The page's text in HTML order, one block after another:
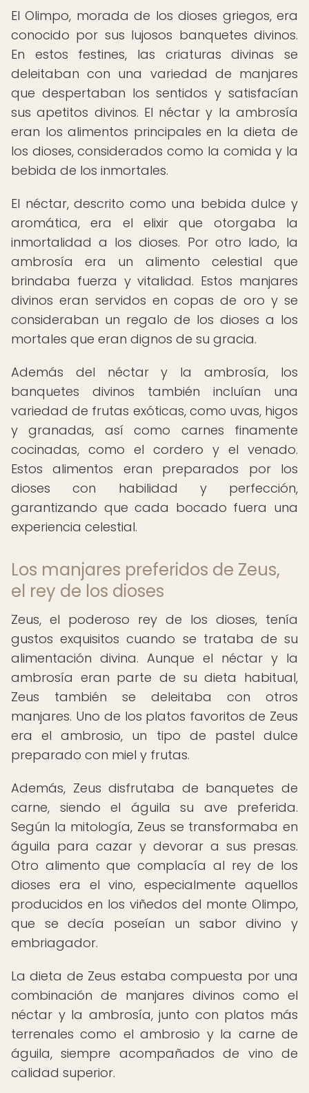
El Olimpo, morada de los dioses griegos, era
conocido por sus lujosos banquetes divinos.
En estos festines, las criaturas divinas se
deleitaban con una variedad de manjares
que despertaban los sentidos y satisfacían
sus apetitos divinos. El néctar y la ambrosía
eran los alimentos principales en la dieta de
los dioses, considerados como la comida y la
bebida de los inmortales.
El néctar, descrito como una bebida dulce y
aromática, era el elixir que otorgaba la
inmortalidad a los dioses. Por otro lado, la
ambrosía era un alimento celestial que
brindaba fuerza y vitalidad. Estos manjares
divinos eran servidos en copas de oro y se
consideraban un regalo de los dioses a los
mortales que eran dignos de su gracia.
Además del néctar y la ambrosía, los
banquetes divinos también incluían una
variedad de frutas exóticas, como uvas, higos
y granadas, así como carnes finamente
cocinadas, como el cordero y el venado.
Estos alimentos eran preparados por los
dioses con habilidad y perfección,
garantizando que cada bocado fuera una
experiencia celestial.
Los manjares preferidos de Zeus,
el rey de los dioses
Zeus, el poderoso rey de los dioses, tenía
gustos exquisitos cuando se trataba de su
alimentación divina. Aunque el néctar y la
ambrosía eran parte de su dieta habitual,
Zeus también se deleitaba con otros
manjares. Uno de los platos favoritos de Zeus
era el ambrosio, un tipo de pastel dulce
preparado con miel y frutas.
Además, Zeus disfrutaba de banquetes de
carne, siendo el águila su ave preferida.
Según la mitología, Zeus se transformaba en
águila para cazar y devorar a sus presas.
Otro alimento que complacía al rey de los
dioses era el vino, especialmente aquellos
producidos en los viñedos del monte Olimpo,
que se decía poseían un sabor divino y
embriagador.
La dieta de Zeus estaba compuesta por una
combinación de manjares divinos como el
néctar y la ambrosía, junto con platos más
terrenales como el ambrosio y la carne de
águila, siempre acompañados de vino de
calidad superior.